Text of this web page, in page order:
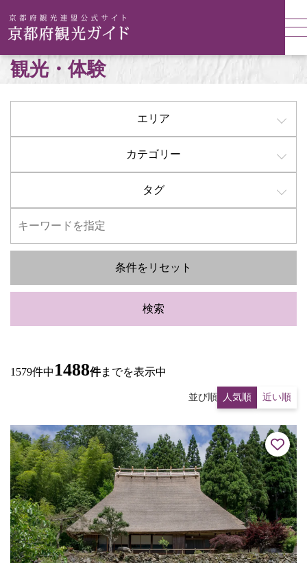
観光・体験
エリア
カテゴリー
タグ
条件をリセット
検索
1579件中 1488件までを表示中
並び順 人気順 近い順